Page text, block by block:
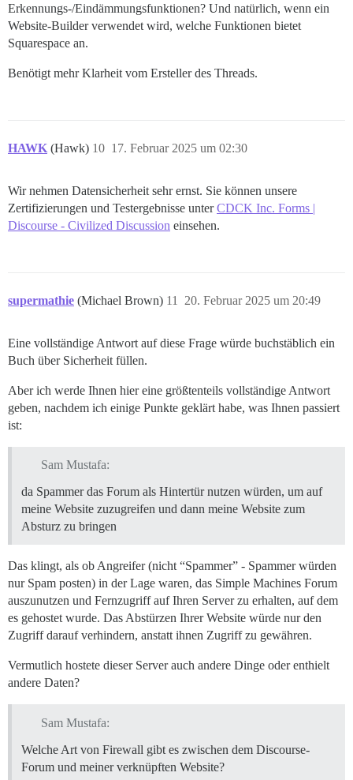
Erkennungs-/Eindämmungsfunktionen? Und natürlich, wenn ein
Website-Builder verwendet wird, welche Funktionen bietet
Squarespace an.
Benötigt mehr Klarheit vom Ersteller des Threads.
HAWK (Hawk) 17. Februar 2025 um 02:30
10
Wir nehmen Datensicherheit sehr ernst. Sie können unsere
Zertifizierungen und Testergebnisse unterCDCK Inc. Forms |
Discourse - Civilized Discussion einsehen.
supermathie (Michael Brown) 20. Februar 2025 um 20:49
11
Eine vollständige Antwort auf diese Frage würde buchstäblich ein
Buch über Sicherheit füllen.
Aber ich werde Ihnen hier eine größtenteils vollständige Antwort
geben, nachdem ich einige Punkte geklärt habe, was Ihnen passiert
ist:
Sam Mustafa:
da Spammer das Forum als Hintertür nutzen würden, um auf
meine Website zuzugreifen und dann meine Website zum
Absturz zu bringen
Das klingt, als ob Angreifer (nicht “Spammer” - Spammer würden
nur Spam posten) in der Lage waren, das Simple Machines Forum
auszunutzen und Fernzugriff auf Ihren Server zu erhalten, auf dem
es gehostet wurde. Das Abstürzen Ihrer Website würde nur den
Zugriff darauf verhindern, anstatt ihnen Zugriff zu gewähren.
Vermutlich hostete dieser Server auch andere Dinge oder enthielt
andere Daten?
Sam Mustafa:
Welche Art von Firewall gibt es zwischen dem Discourse-
Forum und meiner verknüpften Website?